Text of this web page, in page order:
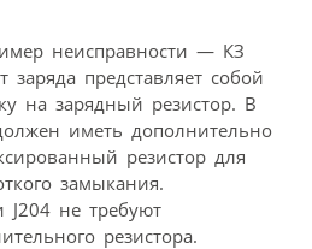
неисправности — КЗ
представляет собой
на зарядный резистор. В
иметь дополнительно
резистор для
замыкания.
J204 не требуют
резистора.